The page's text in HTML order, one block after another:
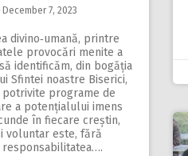
December 7, 2023
divino‑umană, printre
provocări menite a
identificăm, din bogăția
Sfintei noastre Biserici,
potrivite programe de
a potențialului imens
în fiecare creștin,
voluntar este, fără
responsabilitatea….